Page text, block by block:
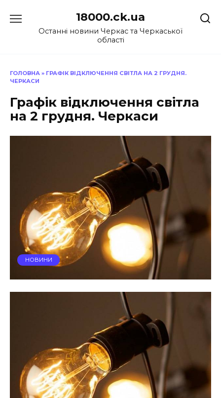
до
18000.ck.ua
Останні новини Черкас та Черкаської
області
ГОЛОВНА » ГРАФІК ВІДКЛЮЧЕННЯ СВІТЛА НА 2 ГРУДНЯ.
ЧЕРКАСИ
Графік відключення світла
на 2 грудня. Черкаси
НОВИНИ